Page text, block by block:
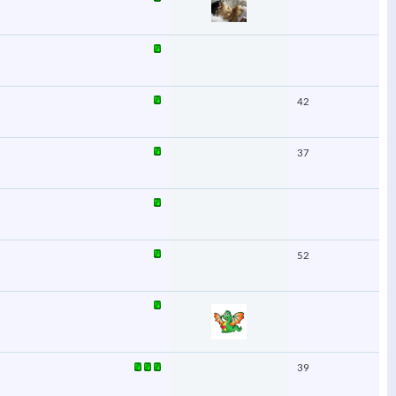
42
37
52
39